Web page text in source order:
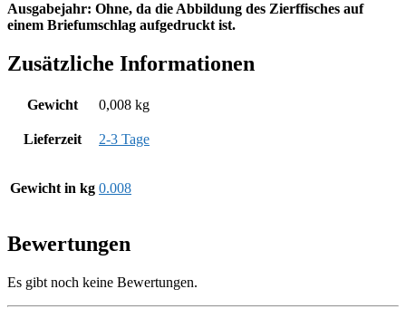
Ausgabejahr: Ohne, da die Abbildung des Zierffisches auf
einem Briefumschlag aufgedruckt ist.
Zusätzliche Informationen
Gewicht 0,008 kg
Lieferzeit 2-3 Tage
Gewicht in kg 0.008
Bewertungen
Es gibt noch keine Bewertungen.